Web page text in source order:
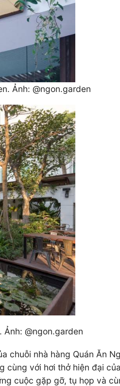
Ảnh: @ngon.garden
@ngon.garden
chuỗi nhà hàng Quán Ăn
cùng với hơi thở hiện đại
cuộc gặp gỡ, tụ họp và